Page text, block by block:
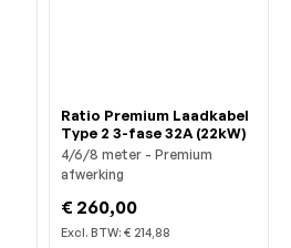
Ratio Premium Laadkabel
Type 2 3-fase 32A (22kW)
4/6/8 meter - Premium
afwerking
€ 260,00
Excl. BTW: € 214,88